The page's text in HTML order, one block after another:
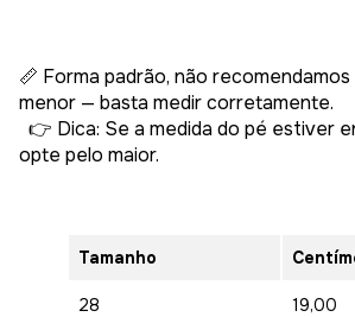
📏 Forma padrão, não
menor — basta medir corretamente.
👉 Dica: Se a medida do pé estiver
opte pelo maior.
Tamanho
28 19,00